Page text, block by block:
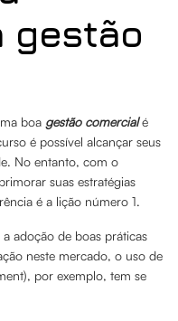
gestão
boa gestão comercialé
é possível alcançar seus
No entanto, com o
suas estratégias
é a lição número 1.
adoção de boas práticas
neste mercado, o uso de
por exemplo, tem se